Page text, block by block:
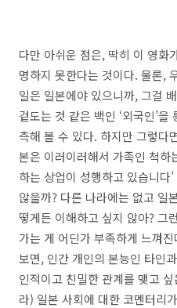
다만 아쉬운 점은, 딱히 이 영화
명하지 못한다는 것이다. 물론,
일은 일본에야 있으니까, 그걸
겉도는 것 같은 백인 ‘외국인’
측해 볼 수 있다. 하지만 그렇다
본은 이러이러해서 가족인 척하
하는 상업이 성행하고 있습니다
않을까? 다른 나라에는 없고 일
떻게든 이해하고 싶지 않아? 그
가는 게 어딘가 부족하게 느껴
보면, 인간 개인의 본능인 타인
인적이고 친밀한 관계를 맺고
라) 일본 사회에 대한 코멘터리